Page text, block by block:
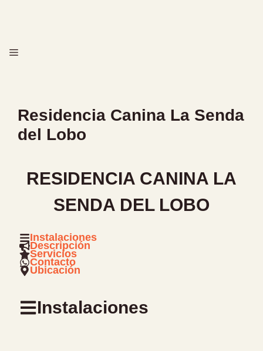
MENÚ
Residencia Canina La Senda
del Lobo
RESIDENCIA CANINA LA
SENDA DEL LOBO
Instalaciones
Descripción
Servicios
Contacto
Ubicación
Instalaciones